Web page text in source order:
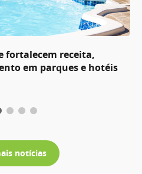
fortalecem receita,
em parques e hotéis
notícias